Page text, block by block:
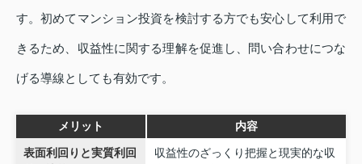
す。初めてマンション投資を検討する方でも安心して利用で
きるため、収益性に関する理解を促進し、問い合わせにつな
げる導線としても有効です。
メリット 内容
表面利回りと実質利回
収益性のざっくり把握と現実的な収